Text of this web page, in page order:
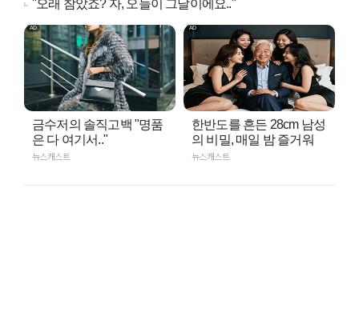
"오래 참았죠? 자, 오늘이 그날이에요.."
금수저의 솔직고백 "명품
은 다 여기서.."
뉴스캐스트
한반도를 흔든 28cm 남성
의 비밀, 매일 밤 즐거워
뉴스캐스트